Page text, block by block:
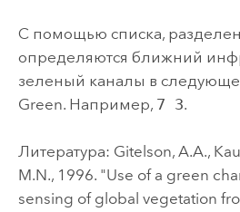
С помощью списка,
определяются ближний
зеленый каналы в
Green. Например, 7 3.
Литература: Gitelson, A.A.,
M.N., 1996. "Use of a green
sensing of global vegetation